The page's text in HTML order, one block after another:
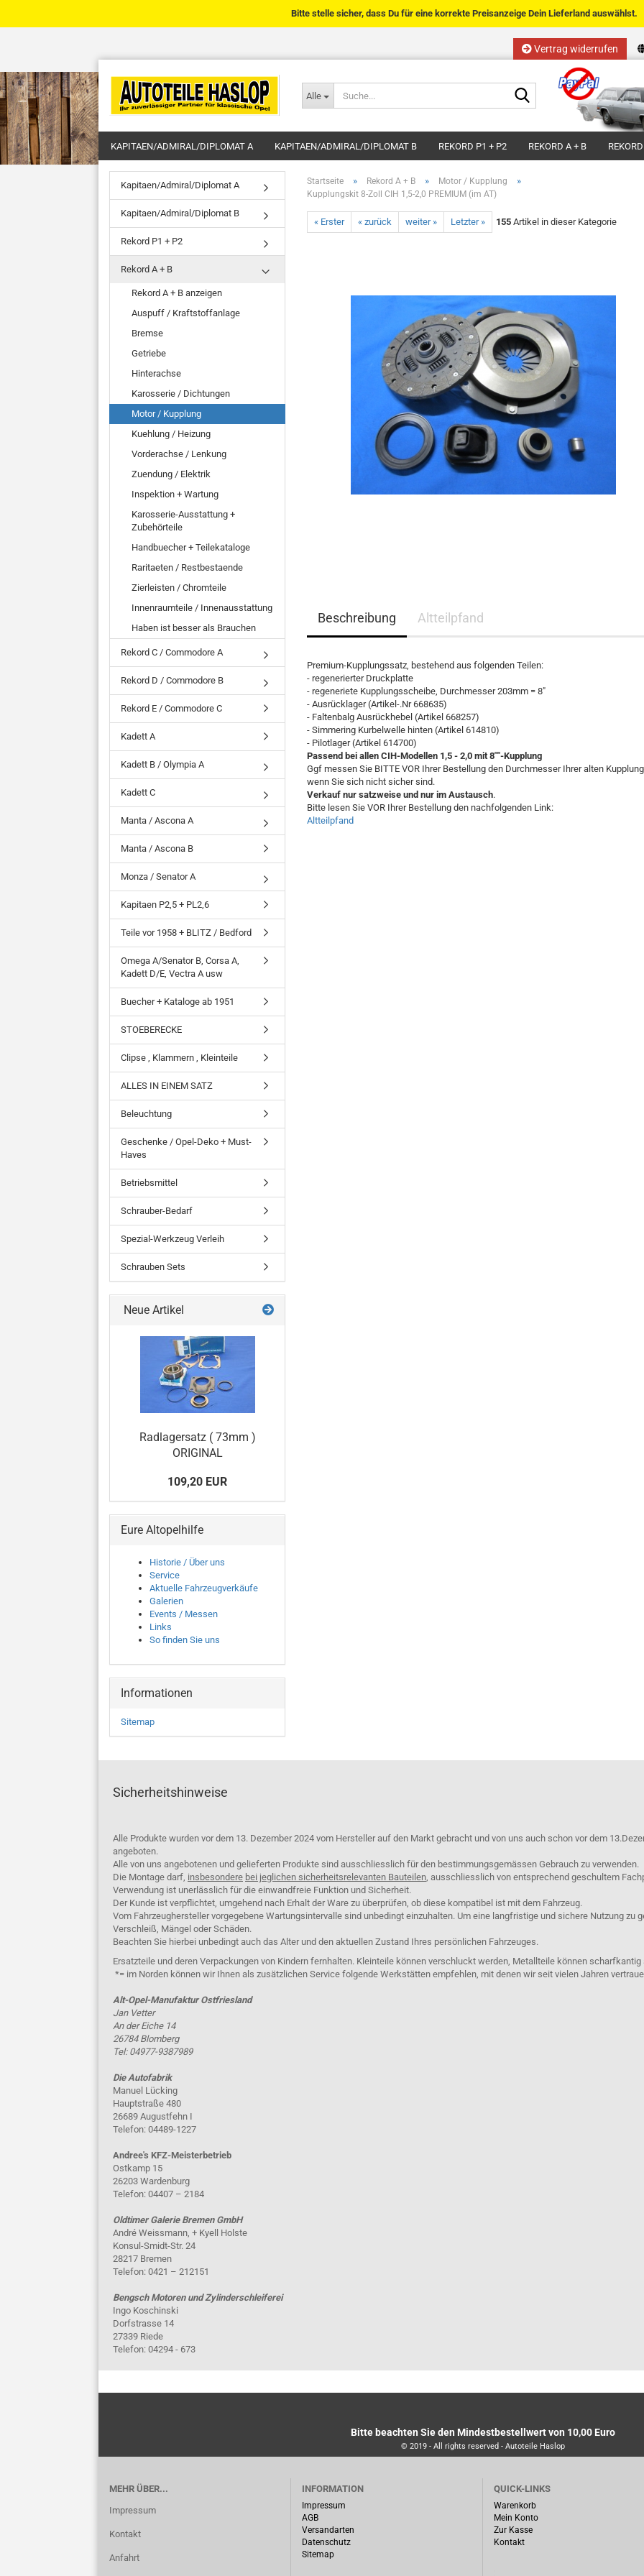
Vertrag widerrufen
Sprache auswählen
Lieferland
Passwort
Alle
Suche...
Bitte stelle sicher, dass Du für eine korrekte Preisanzeige Dein Lieferland auswählst.
KAPITAEN/ADMIRAL/DIPLOMAT A KAPITAEN/ADMIRAL/DIPLOMAT B REKORD P1 + P2 REKORD A + B
Startseite » Rekord A + B » Motor / Kupplung »
Kupplungskit 8-Zoll CIH 1,5-2,0 PREMIUM (im AT)
« Erster « zurück weiter » Letzter » 155 Artikel in dieser Kategorie
Beschreibung Altteilpfand
Premium-Kupplungssatz, bestehend aus folgenden Teilen:
- regenerierter Druckplatte
- regeneriete Kupplungsscheibe, Durchmesser 203mm = 8"
- Ausrücklager (Artikel-.Nr 668635)
- Faltenbalg Ausrückhebel (Artikel 668257)
- Simmering Kurbelwelle hinten (Artikel 614810)
- Pilotlager (Artikel 614700)
Passend bei allen CIH-Modellen 1,5 - 2,0 mit 8""-Kupplung
Ggf messen Sie BITTE VOR Ihrer Bestellung den Durchmesser Ihrer alten
wenn Sie sich nicht sicher sind.
Verkauf nur satzweise und nur im Austausch.
Bitte lesen Sie VOR Ihrer Bestellung den nachfolgenden Link:
Altteilpfand
Kapitaen/Admiral/Diplomat A
Kapitaen/Admiral/Diplomat B
Rekord P1 + P2
Rekord A + B
Rekord A + B anzeigen
Auspuff / Kraftstoffanlage
Bremse
Getriebe
Hinterachse
Karosserie / Dichtungen
Motor / Kupplung
Kuehlung / Heizung
Vorderachse / Lenkung
Zuendung / Elektrik
Inspektion + Wartung
Karosserie-Ausstattung +
Zubehörteile
Handbuecher + Teilekataloge
Raritaeten / Restbestaende
Zierleisten / Chromteile
Innenraumteile / Innenausstattung
Haben ist besser als Brauchen
Rekord C / Commodore A
Rekord D / Commodore B
Rekord E / Commodore C
Kadett A
Kadett B / Olympia A
Kadett C
Manta / Ascona A
Manta / Ascona B
Monza / Senator A
Kapitaen P2,5 + PL2,6
Teile vor 1958 + BLITZ / Bedford
Omega A/Senator B, Corsa A,
Kadett D/E, Vectra A usw
Buecher + Kataloge ab 1951
STOEBERECKE
Clipse , Klammern , Kleinteile
ALLES IN EINEM SATZ
Beleuchtung
Geschenke / Opel-Deko + Must-
Haves
Betriebsmittel
Schrauber-Bedarf
Spezial-Werkzeug Verleih
Schrauben Sets
Neue Artikel
Radlagersatz ( 73mm )
ORIGINAL
109,20 EUR
Eure Altopelhilfe
Historie / Über uns
Service
Aktuelle Fahrzeugverkäufe
Galerien
Events / Messen
Links
So finden Sie uns
Informationen
Sitemap
Sicherheitshinweise
Alle Produkte wurden vor dem 13. Dezember 2024 vom Hersteller auf den Markt gebracht und von uns auch schon vor dem
angeboten.
Alle von uns angebotenen und gelieferten Produkte sind ausschliesslich für den bestimmungsgemässen Gebrauch zu verwenden.
Die Montage darf, insbesondere bei jeglichen sicherheitsrelevanten Bauteilen, ausschliesslich von entsprechend geschultem
Verwendung ist unerlässlich für die einwandfreie Funktion und Sicherheit.
Der Kunde ist verpflichtet, umgehend nach Erhalt der Ware zu überprüfen, ob diese kompatibel ist mit dem Fahrzeug.
Vom Fahrzeughersteller vorgegebene Wartungsintervalle sind unbedingt einzuhalten. Um eine langfristige und sichere Nutzung
Verschleiß, Mängel oder Schäden.
Beachten Sie hierbei unbedingt auch das Alter und den aktuellen Zustand Ihres persönlichen Fahrzeuges.
Ersatzteile und deren Verpackungen von Kindern fernhalten. Kleinteile können verschluckt werden, Metallteile können
*= im Norden können wir Ihnen als zusätzlichen Service folgende Werkstätten empfehlen, mit denen wir seit vielen Jahren
Alt-Opel-Manufaktur Ostfriesland
Jan Vetter
An der Eiche 14
26784 Blomberg
Tel: 04977-9387989
Die Autofabrik
Manuel Lücking
Hauptstraße 480
26689 Augustfehn I
Telefon: 04489-1227
Andree's KFZ-Meisterbetrieb
Ostkamp 15
26203 Wardenburg
Telefon: 04407 – 2184
Oldtimer Galerie Bremen GmbH
André Weissmann, + Kyell Holste
Konsul-Smidt-Str. 24
28217 Bremen
Telefon: 0421 – 212151
Bengsch Motoren und Zylinderschleiferei
Ingo Koschinski
Dorfstrasse 14
27339 Riede
Telefon: 04294 - 673
Bitte beachten Sie den Mindestbestellwert von 10,00 Euro
© 2019 - All rights reserved - Autoteile Haslop
MEHR ÜBER...
Impressum
Kontakt
Anfahrt
INFORMATION
Impressum
AGB
Versandarten
Datenschutz
Sitemap
QUICK-LINKS
Warenkorb
Mein Konto
Zur Kasse
Kontakt